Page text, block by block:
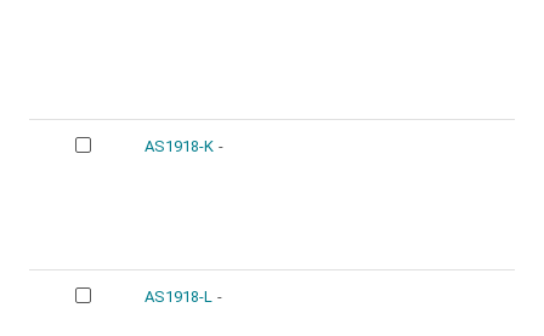
AS1918-K -
AS1918-L -